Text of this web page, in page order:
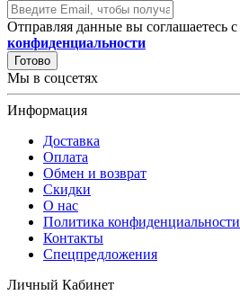
Отправляя данные вы соглашаетесь с
конфиденциальности
Готово
Мы в соцсетях
Информация
Доставка
Оплата
Обмен и возврат
Скидки
О нас
Политика конфиденциальности
Контакты
Спецпредложения
Личный Кабинет